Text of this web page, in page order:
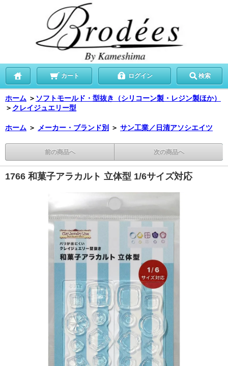
カート ログイン 検索
ホーム ＞ ソフトモールド・型抜き（シリコーン製・レジン製ほか）
＞ クレイジュエリー型
ホーム ＞ メーカー・ブランド別 ＞ サン工業／日清アソシエイツ
前の商品へ 次の商品へ
1766 和菓子アラカルト 立体型 1/6サイズ対応